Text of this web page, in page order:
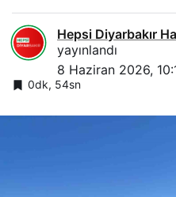
Hepsi Diyarbakır
yayınlandı
8 Haziran 2026,
0dk, 54sn